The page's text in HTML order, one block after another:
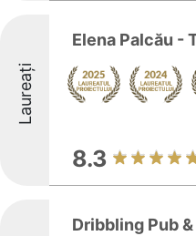
Laureați
Elena Palcău -
8.3
Dribbling Pub